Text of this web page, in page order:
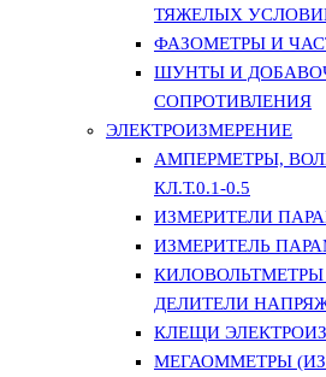
ТЯЖЕЛЫХ
ФАЗОМЕТРЫ И
ШУНТЫ И
СОПРОТИВЛЕНИЯ
ЭЛЕКТРОИЗМЕРЕНИЕ
АМПЕРМЕТРЫ,
КЛ.Т.0.1-0.5
ИЗМЕРИТЕЛИ
ИЗМЕРИТЕЛЬ
ДЕЛИТЕЛИ
КЛЕЩИ
МЕГАОММЕТРЫ